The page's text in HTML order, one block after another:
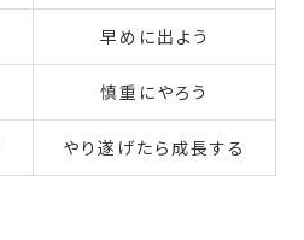
早めに出よう
慎重にやろう
やり遂げたら成長する